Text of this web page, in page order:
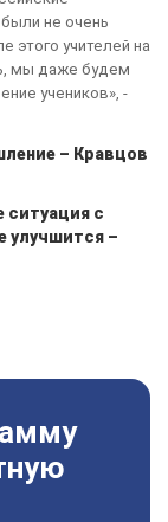
не очень
этого учителей на
мы даже будем
учеников», -
– Кравцов
ситуация с
улучшится –